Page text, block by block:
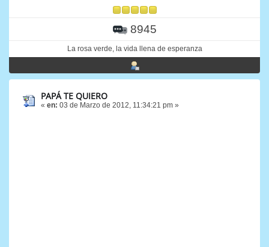
8945
La rosa verde, la vida llena de esperanza
PAPÁ TE QUIERO
« en: 03 de Marzo de 2012, 11:34:21 pm »